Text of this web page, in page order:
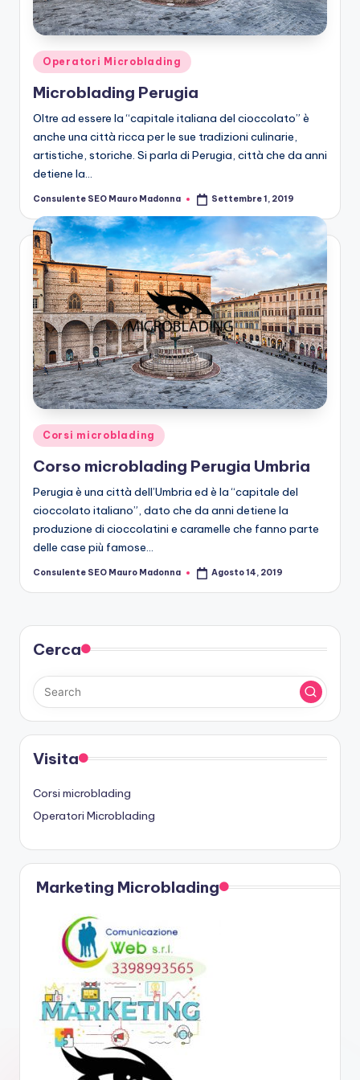
g
M
ic
o
b
n
di
n
g
M
ic
r
o
b
le
di
n
g
Posted
in
Operatori Microblading
Microblading Perugia
Oltre ad essere la “capitale italiana del cioccolato” è
anche una città ricca per le sue tradizioni culinarie,
artistiche, storiche. Si parla di Perugia, città che da anni
detiene la…
Posted
Consulente SEO Mauro Madonna Settembre 1, 2019
Posted
in
Corsi microblading
Corso microblading Perugia Umbria
Perugia è una città dell’Umbria ed è la “capitale del
cioccolato italiano”, dato che da anni detiene la
produzione di cioccolatini e caramelle che fanno parte
delle case più famose…
Posted
Consulente SEO Mauro Madonna Agosto 14, 2019
Cerca
Visita
Corsi microblading
Operatori Microblading
Marketing Microblading